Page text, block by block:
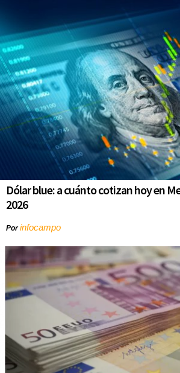
Dólar blue: a cuánto cotizan hoy en
2026
Porinfocampo